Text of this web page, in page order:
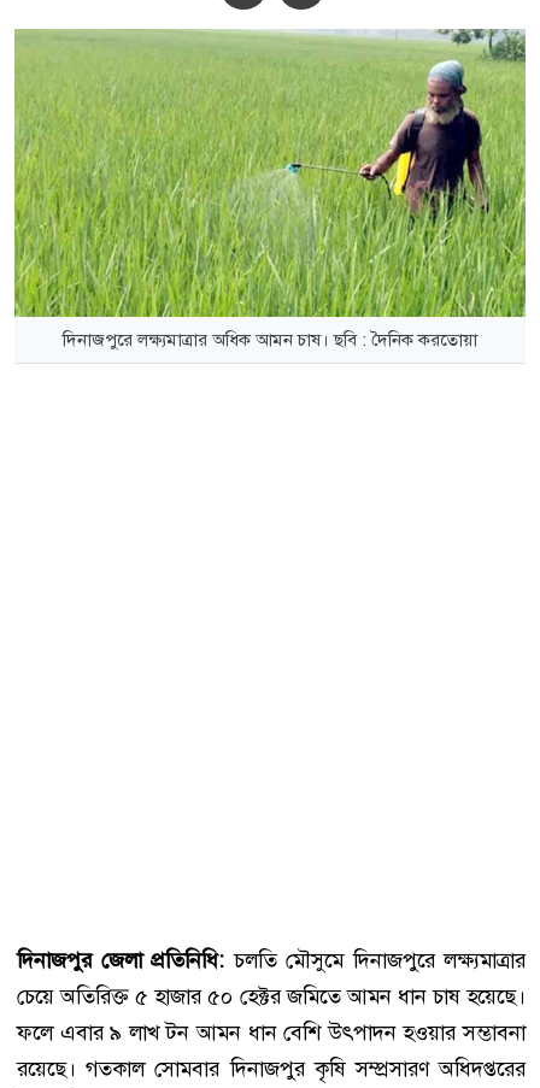
দিনাজপুরে লক্ষ্যমাত্রার অধিক আমন চাষ। ছবি : দৈনিক করতোয়া
দিনাজপুর জেলা প্রতিনিধি: চলতি মৌসুমে দিনাজপুরে লক্ষ্যমাত্রার
চেয়ে অতিরিক্ত ৫ হাজার ৫০ হেক্টর জমিতে আমন ধান চাষ হয়েছে।
ফলে এবার ৯ লাখ টন আমন ধান বেশি উৎপাদন হওয়ার সম্ভাবনা
রয়েছে। গতকাল সোমবার দিনাজপুর কৃষি সম্প্রসারণ অধিদপ্তরের